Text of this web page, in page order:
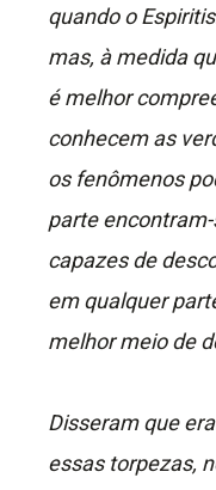
quando o
mas, à medida
é melhor
conhecem as
os fenômenos
parte
capazes de
em qualquer
melhor meio de
Disseram que
essas torpezas,